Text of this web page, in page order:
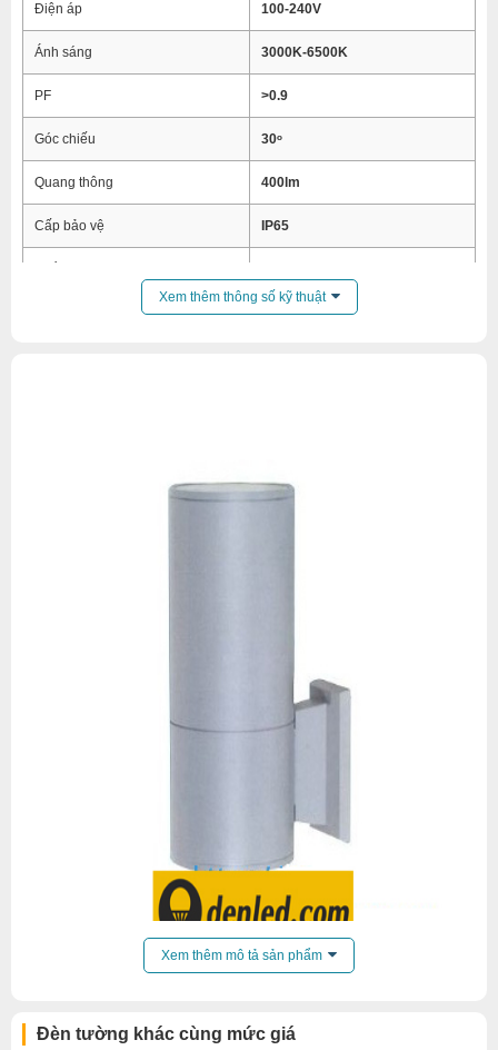
Điện áp 100-240V
Ánh sáng 3000K-6500K
PF >0.9
Góc chiếu 30ᵒ
Quang thông 400lm
Cấp bảo vệ IP65
D90 x H200mm
Xem thêm thông số kỹ thuật
Xem thêm mô tả sản phẩm
Đèn tường khác cùng mức giá